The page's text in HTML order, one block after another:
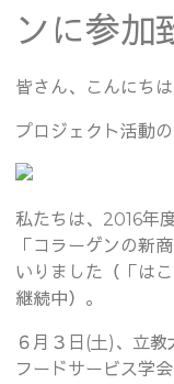
ンに参加
皆さん、こんにち
プロジェクト活動
私たちは、2016年
「コラーゲンの新
いりました（「は
継続中）。
６月３日(土)、立
フードサービス学